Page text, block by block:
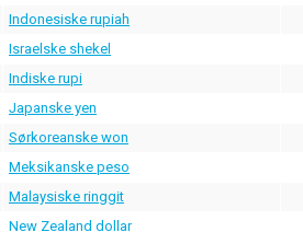
Indonesiske rupiah
Israelske shekel
Indiske rupi
Japanske yen
Sørkoreanske won
Meksikanske peso
Malaysiske ringgit
New Zealand dollar